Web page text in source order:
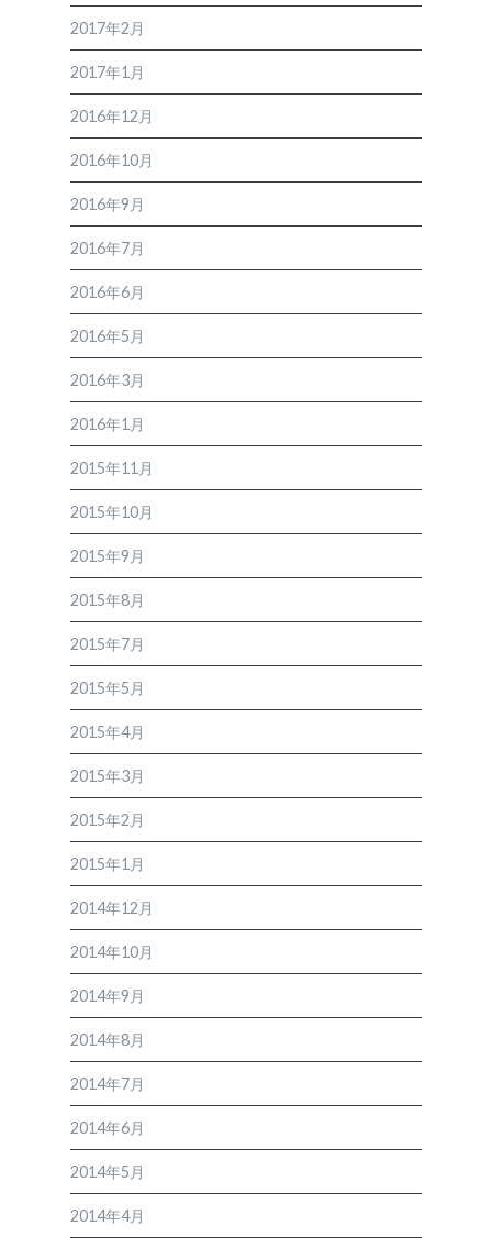
2017年2月
2017年1月
2016年12月
2016年10月
2016年9月
2016年7月
2016年6月
2016年5月
2016年3月
2016年1月
2015年11月
2015年10月
2015年9月
2015年8月
2015年7月
2015年5月
2015年4月
2015年3月
2015年2月
2015年1月
2014年12月
2014年10月
2014年9月
2014年8月
2014年7月
2014年6月
2014年5月
2014年4月